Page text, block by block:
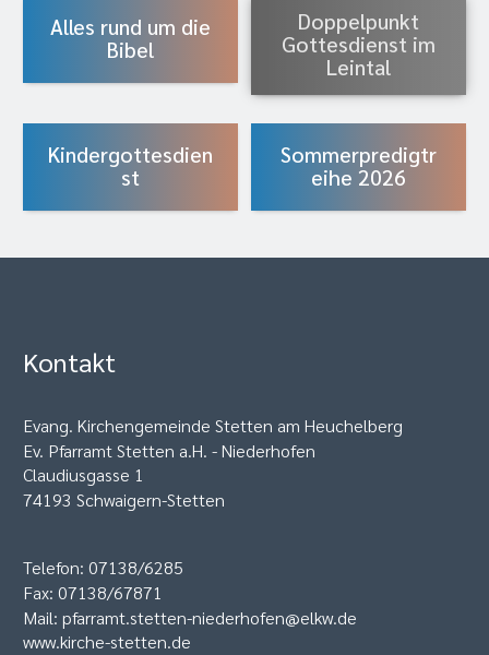
Alles rund um die
Bibel
Doppelpunkt
Gottesdienst im
Leintal
Kindergottesdien
st
Sommerpredigtr
eihe 2026
Kontakt
Evang. Kirchengemeinde Stetten am Heuchelberg
Ev. Pfarramt Stetten a.H. - Niederhofen
Claudiusgasse 1
74193 Schwaigern-Stetten
Telefon: 07138/6285
Fax: 07138/67871
Mail: pfarramt.stetten-niederhofen@elkw.de
www.kirche-stetten.de